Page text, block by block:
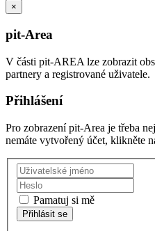
×
pit-Area
V části pit-AREA lze zobrazit
partnery a registrované uživatele.
Přihlášení
Pro zobrazení pit-Area je třeba
nemáte vytvořený účet, klikněte
Pamatuj si mě